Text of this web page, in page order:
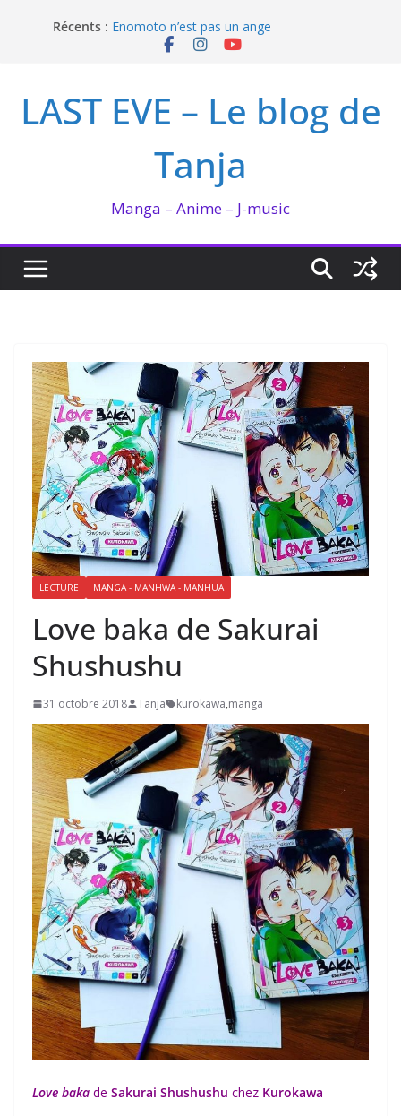
Récents : Enomoto n’est pas un ange
QUEEN BEE enflamme le Bataclan
I’m not in love de Zeniko Sumiya
LAST EVE – Le blog de
Tanja
Manga – Anime – J-music
LECTURE MANGA - MANHWA - MANHUA
Love baka de Sakurai
Shushushu
31 octobre 2018 Tanja kurokawa,manga
Love baka de Sakurai Shushushu chez Kurokawa